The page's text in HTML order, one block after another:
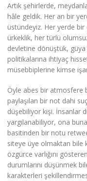
Artık şehirlerde,
hâle geldik. Her an bir
üstündeyiz. Her yerde
ürkeklik, her türlü
devletine dönüştük,
politikalarına ihtiyaç
müsebbiplerine kimse
Öyle abes bir atmosfere
paylaşılan bir not dahi
düşebiliyor kişi. İnsanlar
yargılanabiliyor, ona
basitinden bir notu
siteye üye olmaktan bile
özgürce varlığını
durumlarını düşünmek
karakterleri